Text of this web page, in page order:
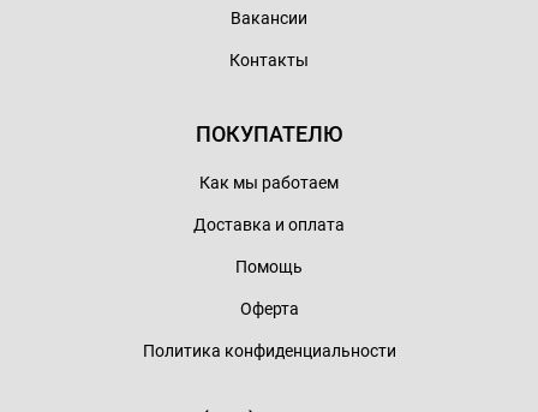
Вакансии
Контакты
ПОКУПАТЕЛЮ
Как мы работаем
Доставка и оплата
Помощь
Оферта
Политика конфиденциальности